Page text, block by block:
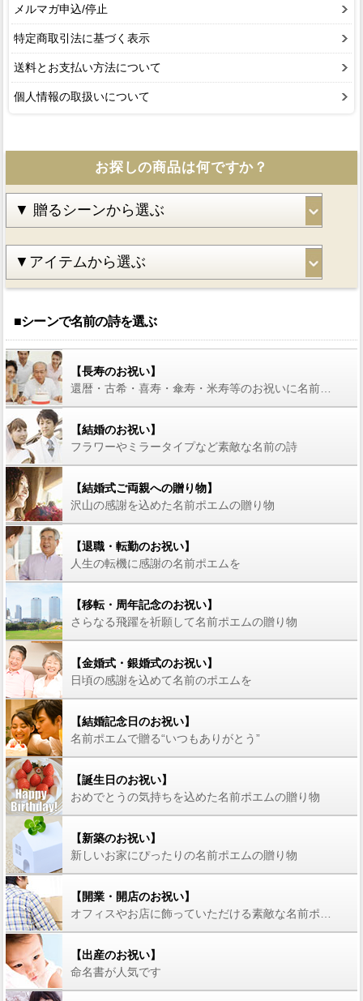
メルマガ申込/停止
特定商取引法に基づく表示
送料とお支払い方法について
個人情報の取扱いについて
お探しの商品は何ですか？
■シーンで名前の詩を選ぶ
【長寿のお祝い】
【結婚のお祝い】
フラワーやミラータイプなど素敵な名前の詩
【結婚式ご両親への贈り物】
沢山の感謝を込めた名前ポエムの贈り物
【退職・転勤のお祝い】
人生の転機に感謝の名前ポエムを
【移転・周年記念のお祝い】
さらなる飛躍を祈願して名前ポエムの贈り物
【金婚式・銀婚式のお祝い】
日頃の感謝を込めて名前のポエムを
【結婚記念日のお祝い】
名前ポエムで贈る“いつもありがとう”
【誕生日のお祝い】
おめでとうの気持ちを込めた名前ポエムの贈り物
【新築のお祝い】
新しいお家にぴったりの名前ポエムの贈り物
【開業・開店のお祝い】
【出産のお祝い】
命名書が人気です